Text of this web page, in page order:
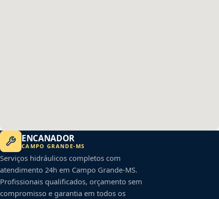
ENCANADOR
CAMPO GRANDE-MS
Serviços hidráulicos completos com
atendimento 24h em Campo Grande-MS.
Profissionais qualificados, orçamento sem
compromisso e garantia em todos os